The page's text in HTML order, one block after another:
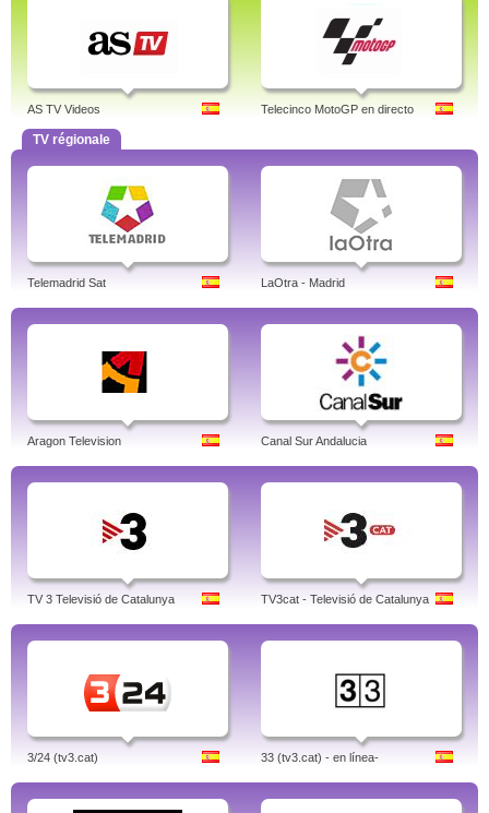
AS TV Videos Telecinco MotoGP en directo
TV régionale
Telemadrid Sat LaOtra - Madrid
Aragon Television Canal Sur Andalucia
TV 3 Televisió de Catalunya TV3cat - Televisió de Catalunya
3/24 (tv3.cat) 33 (tv3.cat) - en línea-